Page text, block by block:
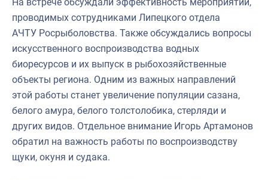
Североморское
проводимых сотрудниками Липецкого отдела
АЧТУ Росрыболовства. Также обсуждались вопросы
искусственного воспроизводства водных
биоресурсов и их выпуск в рыбохозяйственные
объекты региона. Одним из важных направлений
этой работы станет увеличение популяции сазана,
белого амура, белого толстолобика, стерляди и
других видов. Отдельное внимание Игорь Артамонов
обратил на важность работы по воспроизводству
щуки, окуня и судака.